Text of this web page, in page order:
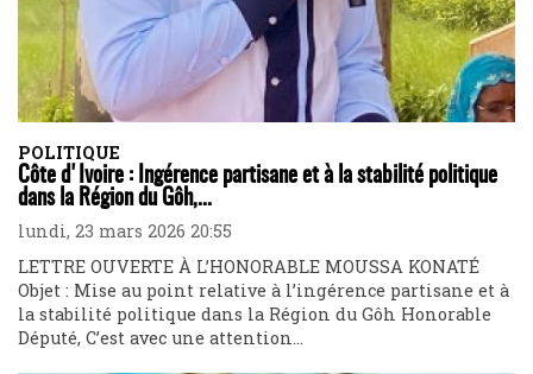
POLITIQUE
Côte d'Ivoire : Ingérence partisane et à la stabilité politique
dans la Région du Gôh,...
lundi, 23 mars 2026 20:55
LETTRE OUVERTE À L’HONORABLE MOUSSA KONATÉ
Objet : Mise au point relative à l’ingérence partisane et à
la stabilité politique dans la Région du Gôh Honorable
Député, C’est avec une attention...